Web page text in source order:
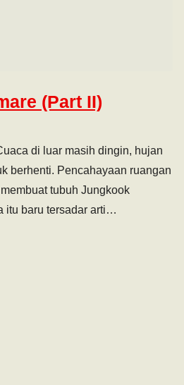
(Part II)
di luar masih dingin, hujan
berhenti. Pencahayaan ruangan
tubuh Jungkook
itu baru tersadar arti…